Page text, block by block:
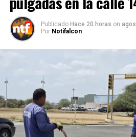
Publicado Hace 20 horas on
Por Notifalcon